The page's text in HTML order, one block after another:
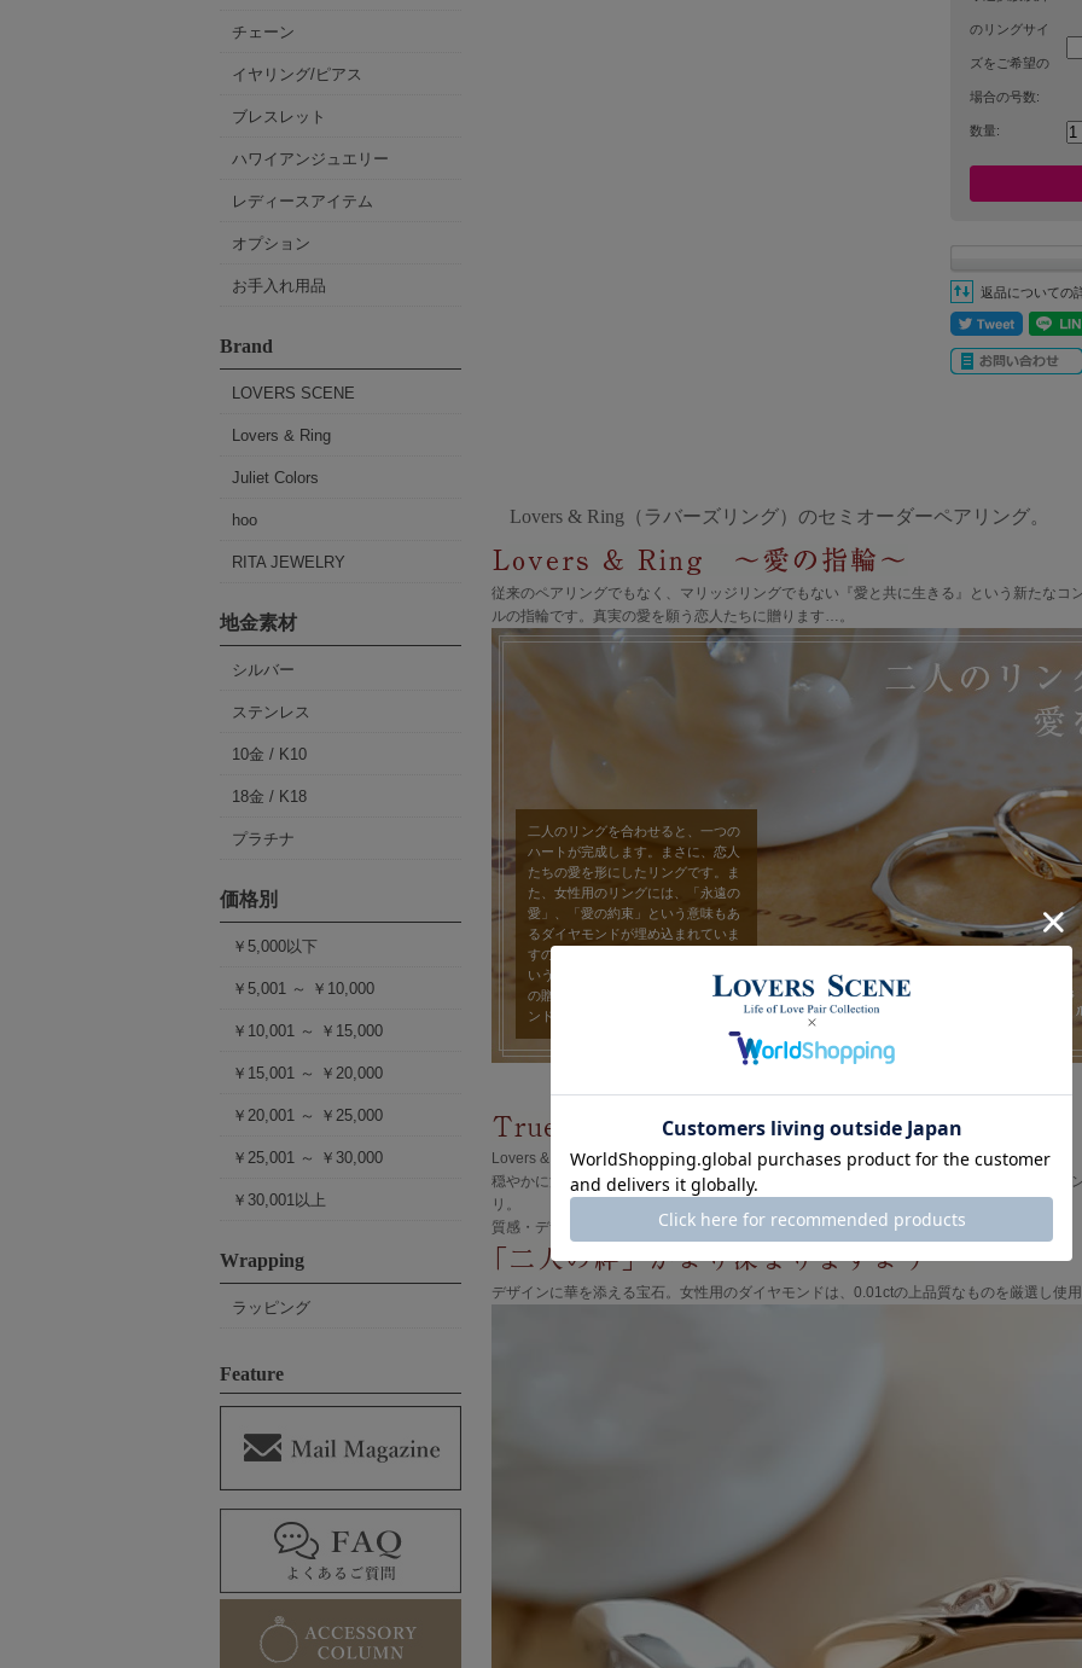
のリングサイ
ズをご希望の
場合の号数:
数量:
返品についての
Lovers & Ring（ラバーズリング）のセミオーダーペアリング。
従来のペアリングでもなく、マリッジリングでもない『愛と共に生きる』という新たなコ
ルの指輪です。真実の愛を願う恋人たちに贈ります…。
二人のリングを合わせると、一つの
ハートが完成します。まさに、恋人
たちの愛を形にしたリングです。ま
た、女性用のリングには、「永遠の
愛」、「愛の約束」という意味もあ
るダイヤモンドが埋め込まれていま
すので、「愛の誓いを立てたい」と
いう想いを込めて、男性から女性へ
の贈り物にもぴったりです(ダイヤモ
ンドは誕生石への変更が可能です)。
Lovers & Ringの中では、中心的なシリーズ。
穏やかに深まってゆくお二人の絆が、これからも続くことへの祈りを託す。そんなペアリ
リ。
質感・デザインともマリッジリングとしても使用可能なクオリティを秘めています。
デザインに華を添える宝石。女性用のダイヤモンドは、0.01ctの上品質なものを厳選し使
チェーン
イヤリング/ピアス
ブレスレット
ハワイアンジュエリー
レディースアイテム
オプション
お手入れ用品
Brand
LOVERS SCENE
Lovers & Ring
Juliet Colors
hoo
RITA JEWELRY
地金素材
シルバー
ステンレス
10金 / K10
18金 / K18
プラチナ
価格別
￥5,000以下
￥5,001 ～ ￥10,000
￥10,001 ～ ￥15,000
￥15,001 ～ ￥20,000
￥20,001 ～ ￥25,000
￥25,001 ～ ￥30,000
￥30,001以上
Wrapping
ラッピング
Feature